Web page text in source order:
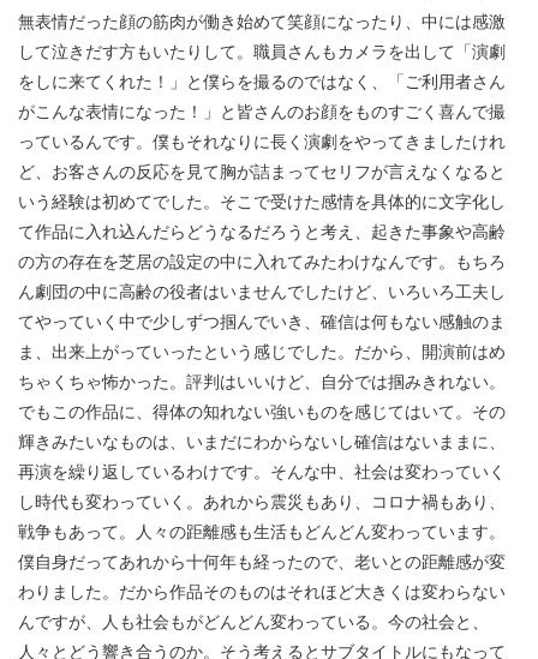
無表情だった顔の筋肉が働き始めて笑顔になったり、中には感激
して泣きだす方もいたりして。職員さんもカメラを出して「演劇
をしに来てくれた！」と僕らを撮るのではなく、「ご利用者さん
がこんな表情になった！」と皆さんのお顔をものすごく喜んで撮
っているんです。僕もそれなりに長く演劇をやってきましたけれ
ど、お客さんの反応を見て胸が詰まってセリフが言えなくなると
いう経験は初めてでした。そこで受けた感情を具体的に文字化し
て作品に入れ込んだらどうなるだろうと考え、起きた事象や高齢
の方の存在を芝居の設定の中に入れてみたわけなんです。もちろ
ん劇団の中に高齢の役者はいませんでしたけど、いろいろ工夫し
てやっていく中で少しずつ掴んでいき、確信は何もない感触のま
ま、出来上がっていったという感じでした。だから、開演前はめ
ちゃくちゃ怖かった。評判はいいけど、自分では掴みきれない。
でもこの作品に、得体の知れない強いものを感じてはいて。その
輝きみたいなものは、いまだにわからないし確信はないままに、
再演を繰り返しているわけです。そんな中、社会は変わっていく
し時代も変わっていく。あれから震災もあり、コロナ禍もあり、
戦争もあって。人々の距離感も生活もどんどん変わっています。
僕自身だってあれから十何年も経ったので、老いとの距離感が変
わりました。だから作品そのものはそれほど大きくは変わらない
んですが、人も社会もがどんどん変わっている。今の社会と、
人々とどう響き合うのか。そう考えるとサブタイトルにもなって